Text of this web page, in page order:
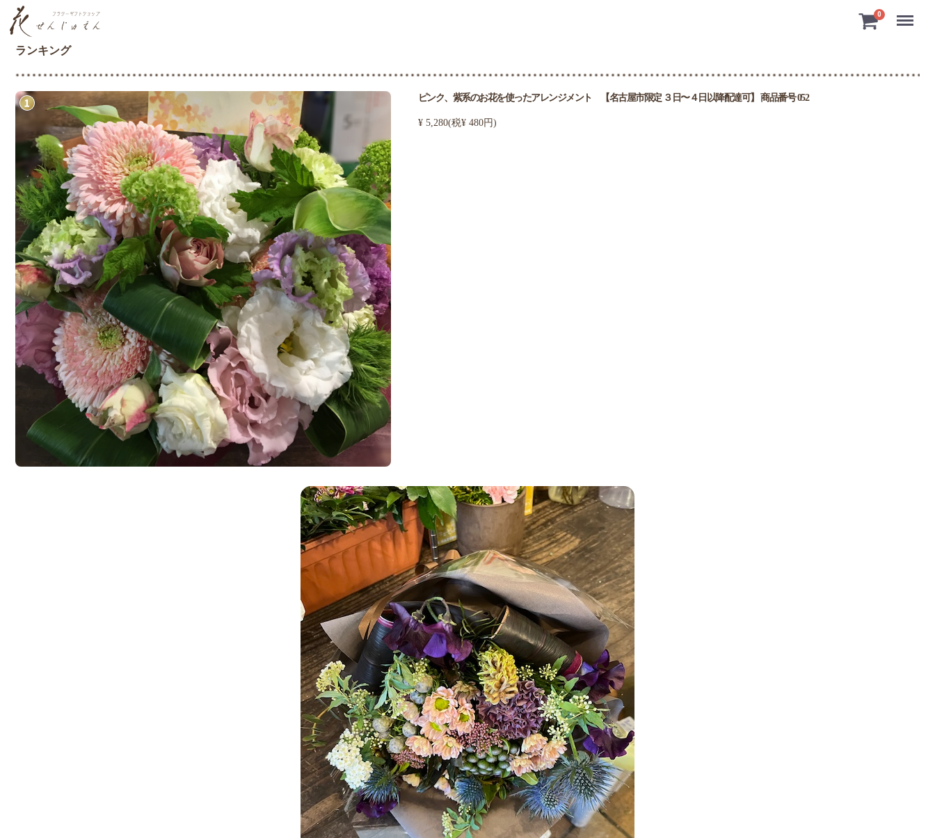
0 Menu
ランキング
ピンク、紫系のお花を使ったアレンジメント 【名古屋市限定 ３日〜４日以降配達可】 商品番号 052
¥ 5,280(税¥ 480円)